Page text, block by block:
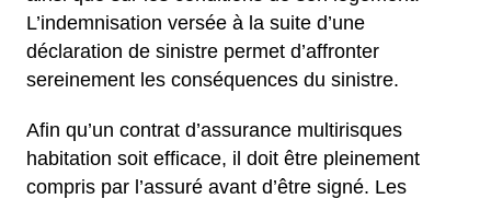
L’indemnisation versée à la suite d’une
déclaration de sinistre permet d’affronter
sereinement les conséquences du sinistre.
Afin qu’un contrat d’assurance multirisques
habitation soit efficace, il doit être pleinement
compris par l’assuré avant d’être signé. Les